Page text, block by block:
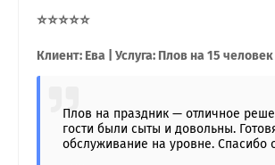
⭐⭐⭐⭐⭐
Клиент: Ева | Услуга: Плов на 15 человек
Плов на праздник — отличное
гости были сыты и довольны.
обслуживание на уровне. Спасибо